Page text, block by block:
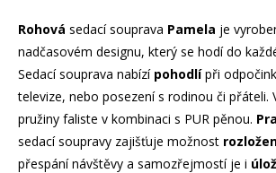
Rohová sedací souprava Pamela je
nadčasovém designu, který se hodí do
Sedací souprava nabízí pohodlípři
televize, nebo posezení s rodinou či přáteli.
pružiny faliste v kombinaci s PUR pěnou.
sedací soupravy zajišťuje možnost
přespání návštěvy a samozřejmostí je i